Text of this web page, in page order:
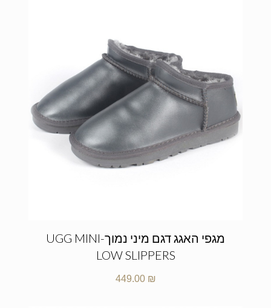
מגפי האגג דגם מיני נמוך-UGG MINI
LOW SLIPPERS
449.00 ₪